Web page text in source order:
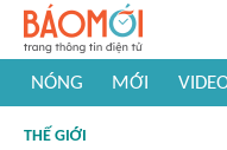
NÓNG MỚI
#Khám phá thế giới
THẾ GIỚI